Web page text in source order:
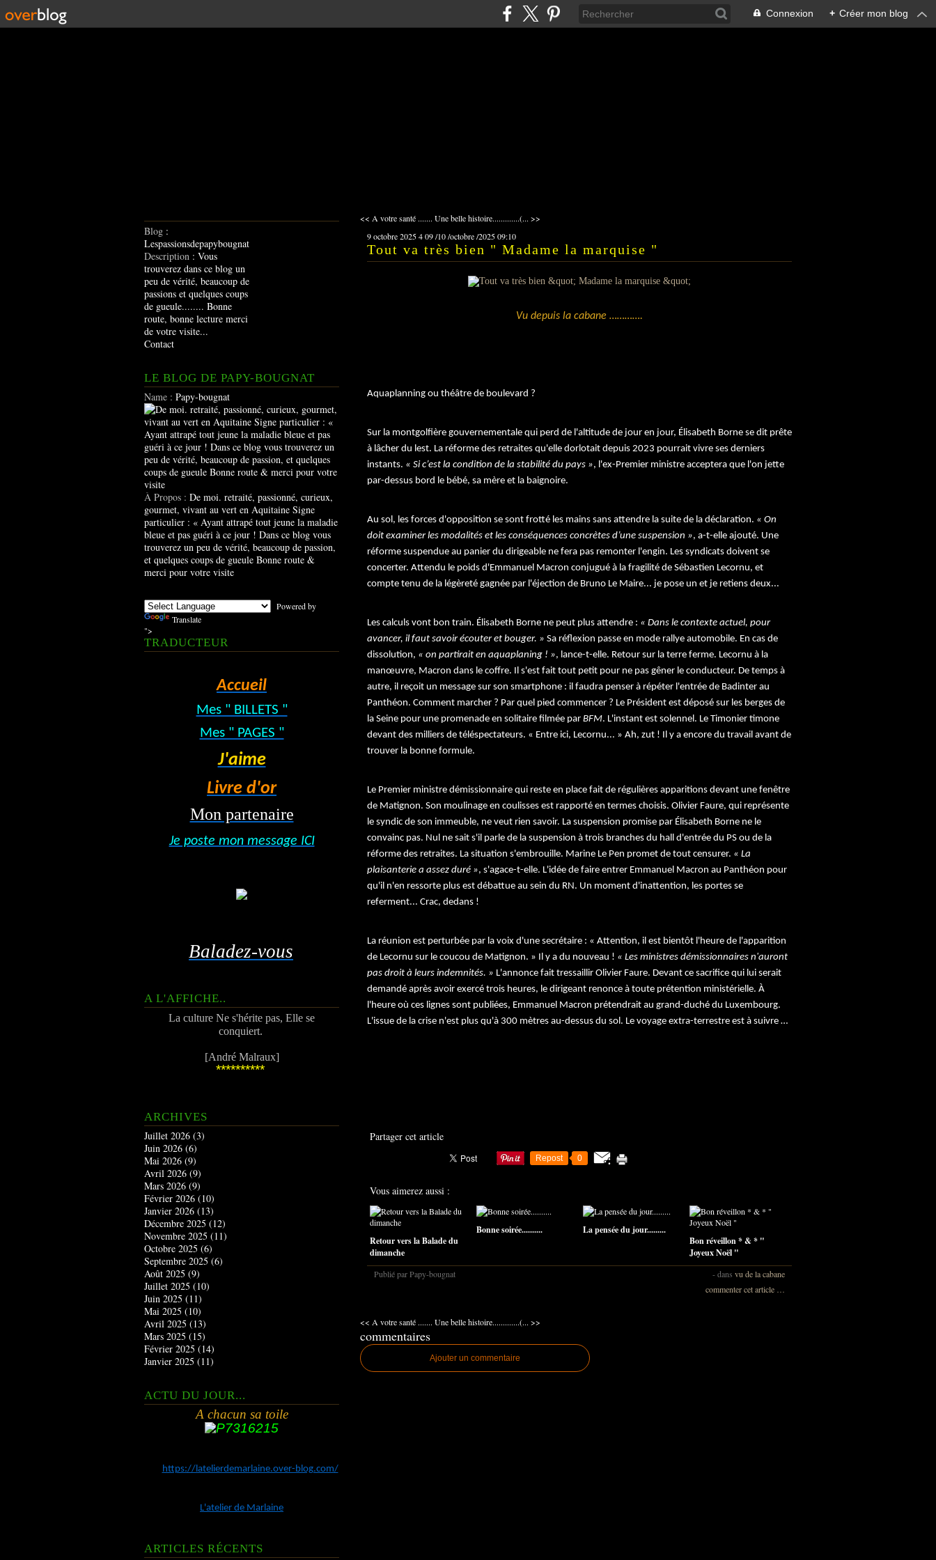
Connexion + Créer mon blog
Blog :
Lespassionsdepapybougnat
Description : Vous
trouverez dans ce blog un
peu de vérité, beaucoup de
passions et quelques coups
de gueule........ Bonne
route, bonne lecture merci
de votre visite...
Contact
LE BLOG DE PAPY-BOUGNAT
Name : Papy-bougnat
À Propos : De moi. retraité, passionné, curieux,
gourmet, vivant au vert en Aquitaine Signe
particulier : « Ayant attrapé tout jeune la maladie
bleue et pas guéri à ce jour ! Dans ce blog vous
trouverez un peu de vérité, beaucoup de passion,
et quelques coups de gueule Bonne route &
merci pour votre visite
Powered by
Translate
">
TRADUCTEUR
Accueil
Mes " BILLETS "
Mes " PAGES "
J'aime
Livre d'or
Mon partenaire
Je poste mon message ICI
Baladez-vous
A L'AFFICHE..
La culture Ne s'hérite pas, Elle se
conquiert.
[André Malraux]
**********
ARCHIVES
Juillet 2026 (3)
Juin 2026 (6)
Mai 2026 (9)
Avril 2026 (9)
Mars 2026 (9)
Février 2026 (10)
Janvier 2026 (13)
Décembre 2025 (12)
Novembre 2025 (11)
Octobre 2025 (6)
Septembre 2025 (6)
Août 2025 (9)
Juillet 2025 (10)
Juin 2025 (11)
Mai 2025 (10)
Avril 2025 (13)
Mars 2025 (15)
Février 2025 (14)
Janvier 2025 (11)
ACTU DU JOUR...
A chacun sa toile
https://latelierdemarlaine.over-blog.com/
L'atelier de Marlaine
ARTICLES RÉCENTS
<< A votre santé ....... Une belle histoire.............(... >>
9 octobre 2025409/10/octobre/202509:10
Tout va très bien " Madame la marquise "
Vu depuis la cabane ………….
Aquaplanning ou théâtre de boulevard ?
Sur la montgolfière gouvernementale qui perd de l'altitude de jour en jour, Élisabeth Borne se dit prête
à lâcher du lest. La réforme des retraites qu'elle dorlotait depuis 2023 pourrait vivre ses derniers
instants. « Si c’est la condition de la stabilité du pays », l'ex-Premier ministre acceptera que l'on jette
par-dessus bord le bébé, sa mère et la baignoire.
Au sol, les forces d'opposition se sont frotté les mains sans attendre la suite de la déclaration. « On
doit examiner les modalités et les conséquences concrètes d’une suspension », a-t-elle ajouté. Une
réforme suspendue au panier du dirigeable ne fera pas remonter l'engin. Les syndicats doivent se
concerter. Attendu le poids d'Emmanuel Macron conjugué à la fragilité de Sébastien Lecornu, et
compte tenu de la légèreté gagnée par l'éjection de Bruno Le Maire... je pose un et je retiens deux...
Les calculs vont bon train. Élisabeth Borne ne peut plus attendre : « Dans le contexte actuel, pour
avancer, il faut savoir écouter et bouger. » Sa réflexion passe en mode rallye automobile. En cas de
dissolution, « on partirait en aquaplaning ! », lance-t-elle. Retour sur la terre ferme. Lecornu à la
manœuvre, Macron dans le coffre. Il s'est fait tout petit pour ne pas gêner le conducteur. De temps à
autre, il reçoit un message sur son smartphone : il faudra penser à répéter l'entrée de Badinter au
Panthéon. Comment marcher ? Par quel pied commencer ? Le Président est déposé sur les berges de
la Seine pour une promenade en solitaire filmée par BFM. L'instant est solennel. Le Timonier timone
devant des milliers de téléspectateurs. « Entre ici, Lecornu... » Ah, zut ! Il y a encore du travail avant de
trouver la bonne formule.
Le Premier ministre démissionnaire qui reste en place fait de régulières apparitions devant une fenêtre
de Matignon. Son moulinage en coulisses est rapporté en termes choisis. Olivier Faure, qui représente
le syndic de son immeuble, ne veut rien savoir. La suspension promise par Élisabeth Borne ne le
convainc pas. Nul ne sait s'il parle de la suspension à trois branches du hall d'entrée du PS ou de la
réforme des retraites. La situation s'embrouille. Marine Le Pen promet de tout censurer. « La
plaisanterie a assez duré », s'agace-t-elle. L'idée de faire entrer Emmanuel Macron au Panthéon pour
qu'il n'en ressorte plus est débattue au sein du RN. Un moment d'inattention, les portes se
referment... Crac, dedans !
La réunion est perturbée par la voix d'une secrétaire : « Attention, il est bientôt l'heure de l'apparition
de Lecornu sur le coucou de Matignon. » Il y a du nouveau ! « Les ministres démissionnaires n'auront
pas droit à leurs indemnités. » L'annonce fait tressaillir Olivier Faure. Devant ce sacrifice qui lui serait
demandé après avoir exercé trois heures, le dirigeant renonce à toute prétention ministérielle. À
l'heure où ces lignes sont publiées, Emmanuel Macron prétendrait au grand-duché du Luxembourg.
L'issue de la crise n'est plus qu'à 300 mètres au-dessus du sol. Le voyage extra-terrestre est à suivre …
Partager cet article
Repost 0
Vous aimerez aussi :
Retour vers la Balade du
dimanche
Bonne soirée..........
La pensée du jour.........
Bon réveillon * & * "
Joyeux Noël "
Publié par Papy-bougnat -dans vu de la cabane
commenter cet article
<< A votre santé ....... Une belle histoire.............(... >>
commentaires
Ajouter un commentaire